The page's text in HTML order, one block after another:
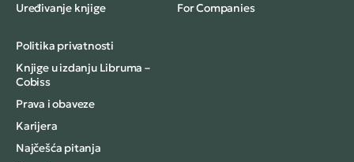
Uređivanje knjige
For Companies
Politika privatnosti
Knjige u izdanju Libruma –
Cobiss
Prava i obaveze
Karijera
Najčešća pitanja